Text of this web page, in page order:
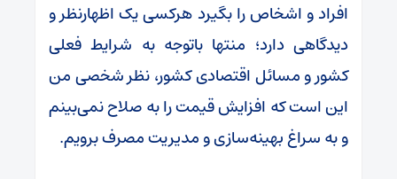
افراد و اشخاص را بگیرد هرکسی یک اظهارنظر و
دیدگاهی دارد؛ منتها باتوجه به شرایط فعلی
کشور و مسائل اقتصادی کشور، نظر شخصی من
این است که افزایش قیمت را به صلاح نمی‌بینم
و به سراغ بهینه‌سازی و مدیریت مصرف برویم.